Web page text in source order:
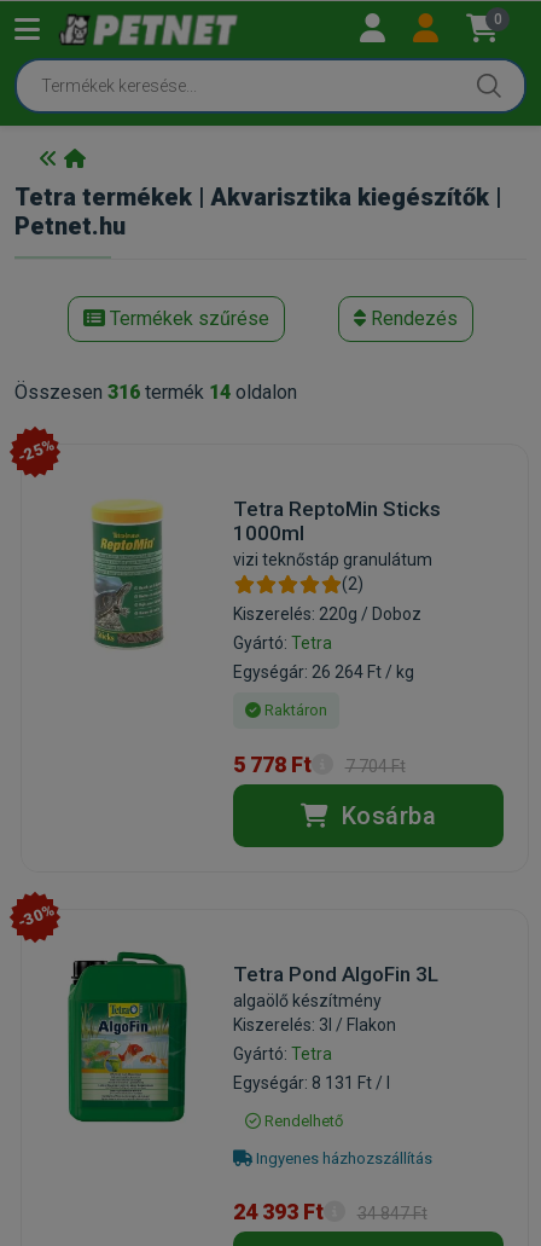
0
Tetra termékek | Akvarisztika kiegészítők |
Petnet.hu
Termékek szűrése Rendezés
Összesen 316 termék 14 oldalon
-25%
Tetra ReptoMin Sticks
1000ml
vizi teknőstáp granulátum
(2)
Kiszerelés: 220g / Doboz
Gyártó: Tetra
Egységár: 26 264 Ft / kg
Raktáron
5 778 Ft 7 704 Ft
Kosárba
-30%
Tetra Pond AlgoFin 3L
algaölő készítmény
Kiszerelés: 3l / Flakon
Gyártó: Tetra
Egységár: 8 131 Ft / l
Rendelhető
Ingyenes házhozszállítás
24 393 Ft 34 847 Ft